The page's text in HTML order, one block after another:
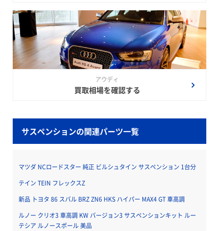
アウディ
買取相場を確認する
サスペンションの関連パーツ一覧
マツダ NCロードスター 純正 ビルシュタイン サスペンション 1台分
テイン TEIN フレックスZ
新品 トヨタ 86 スバル BRZ ZN6 HKS ハイパー MAX4 GT 車高調
ルノー クリオ3 車高調 KW バージョン3 サスペンションキット ルー
テシア ルノースポール 美品